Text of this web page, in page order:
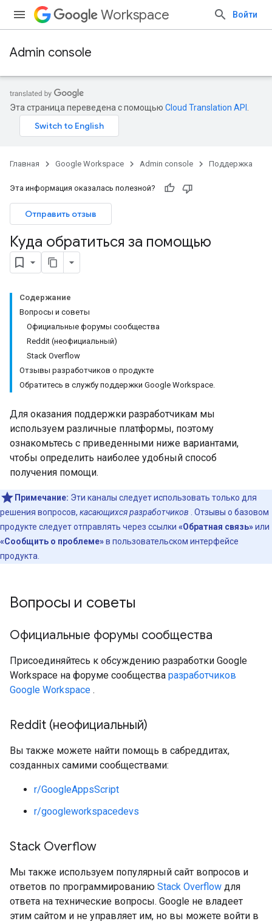
Workspace Войти
Admin console
Эта страница переведена с помощью Cloud Translation API
Главная Google Workspace Admin console Поддержка
Эта информация оказалась полезной?
Отправить отзыв
Куда обратиться за помощью
Содержание
Вопросы и советы
Официальные форумы сообщества
Reddit (неофициальный)
Stack Overflow
Отзывы разработчиков о продукте
Обратитесь в службу поддержки Google Workspace.
Для оказания поддержки разработчикам мы
используем различные платформы, поэтому
ознакомьтесь с приведенными ниже вариантами,
чтобы определить наиболее удобный способ
получения помощи.
Примечание: Эти каналы следует использовать только для
решения вопросов, касающихся разработчиков . Отзывы о базовом
продукте следует отправлять через ссылки «Обратная связь»или
«Сообщить о проблеме»в пользовательском интерфейсе
продукта.
Вопросы и советы
Официальные форумы сообщества
Присоединяйтесь к обсуждению разработки Google
Workspace на форуме сообщества разработчиков
Google Workspace .
Reddit (неофициальный)
Вы также можете найти помощь в сабреддитах,
созданных самими сообществами:
r/GoogleAppsScript
r/googleworkspacedevs
Stack Overflow
Мы также используем популярный сайт вопросов и
ответов по программированию Stack Overflow для
ответа на технические вопросы. Google не владеет
этим сайтом и не управляет им, но вы можете войти в